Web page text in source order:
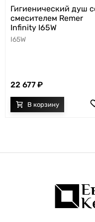
Гигиенический душ
смесителем Remer
Infinity I65W
I65W
22 677